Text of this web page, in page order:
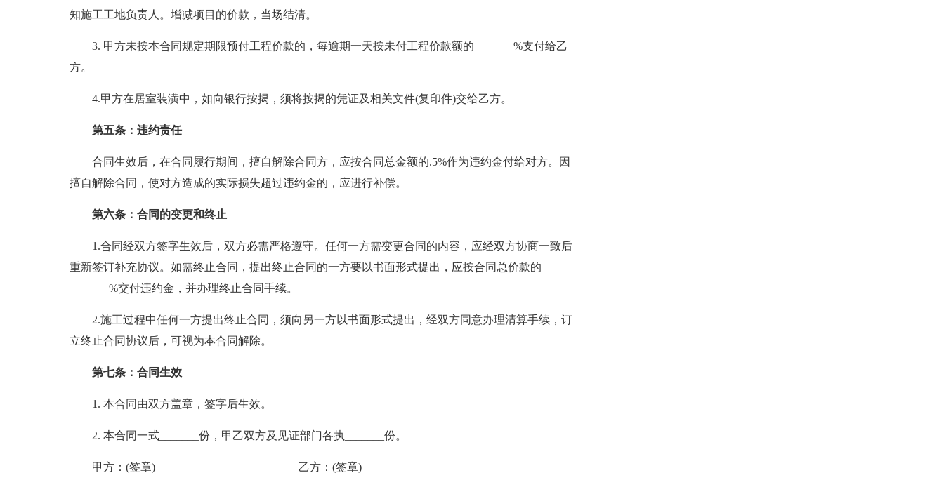
知施工工地负责人。增减项目的价款，当场结清。
3. 甲方未按本合同规定期限预付工程价款的，每逾期一天按未付工程价款额的_______%支付给乙
方。
4.甲方在居室装潢中，如向银行按揭，须将按揭的凭证及相关文件(复印件)交给乙方。
第五条：违约责任
合同生效后，在合同履行期间，擅自解除合同方，应按合同总金额的.5%作为违约金付给对方。因
擅自解除合同，使对方造成的实际损失超过违约金的，应进行补偿。
第六条：合同的变更和终止
1.合同经双方签字生效后，双方必需严格遵守。任何一方需变更合同的内容，应经双方协商一致后
重新签订补充协议。如需终止合同，提出终止合同的一方要以书面形式提出，应按合同总价款的
_______%交付违约金，并办理终止合同手续。
2.施工过程中任何一方提出终止合同，须向另一方以书面形式提出，经双方同意办理清算手续，订
立终止合同协议后，可视为本合同解除。
第七条：合同生效
1. 本合同由双方盖章，签字后生效。
2. 本合同一式_______份，甲乙双方及见证部门各执_______份。
甲方：(签章)_________________________ 乙方：(签章)_________________________